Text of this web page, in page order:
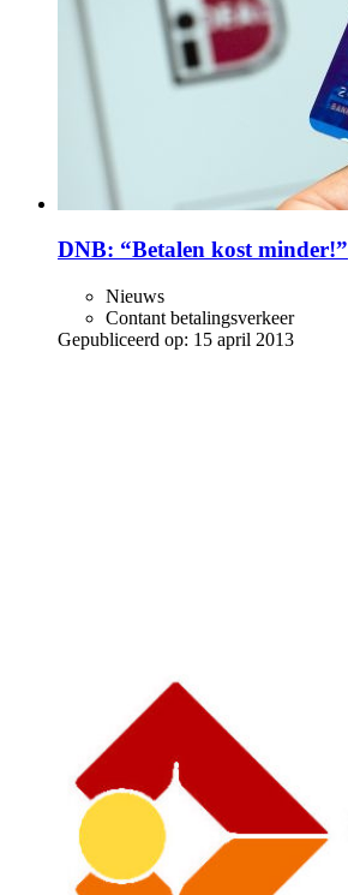
DNB: “Betalen kost minder!”
Nieuws
Contant betalingsverkeer
Gepubliceerd op: 15 april 2013